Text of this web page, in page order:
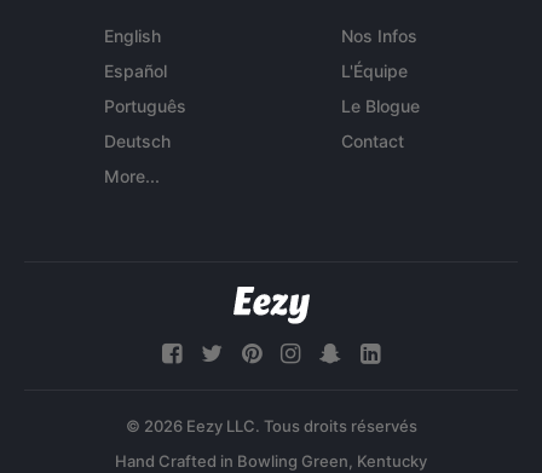
English
Español
Português
Deutsch
More...
Nos Infos
L'Équipe
Le Blogue
Contact
© 2026 Eezy LLC. Tous droits réservés